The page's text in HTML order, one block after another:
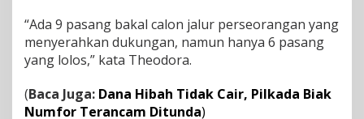
d
a
d
i
a
b
“Ada 9 pasang bakal calon jalur perseorangan yang
menyerahkan dukungan, namun hanya 6 pasang
yang lolos,” kata Theodora.
(Baca Juga: Dana Hibah Tidak Cair, Pilkada Biak
Numfor Terancam Ditunda)